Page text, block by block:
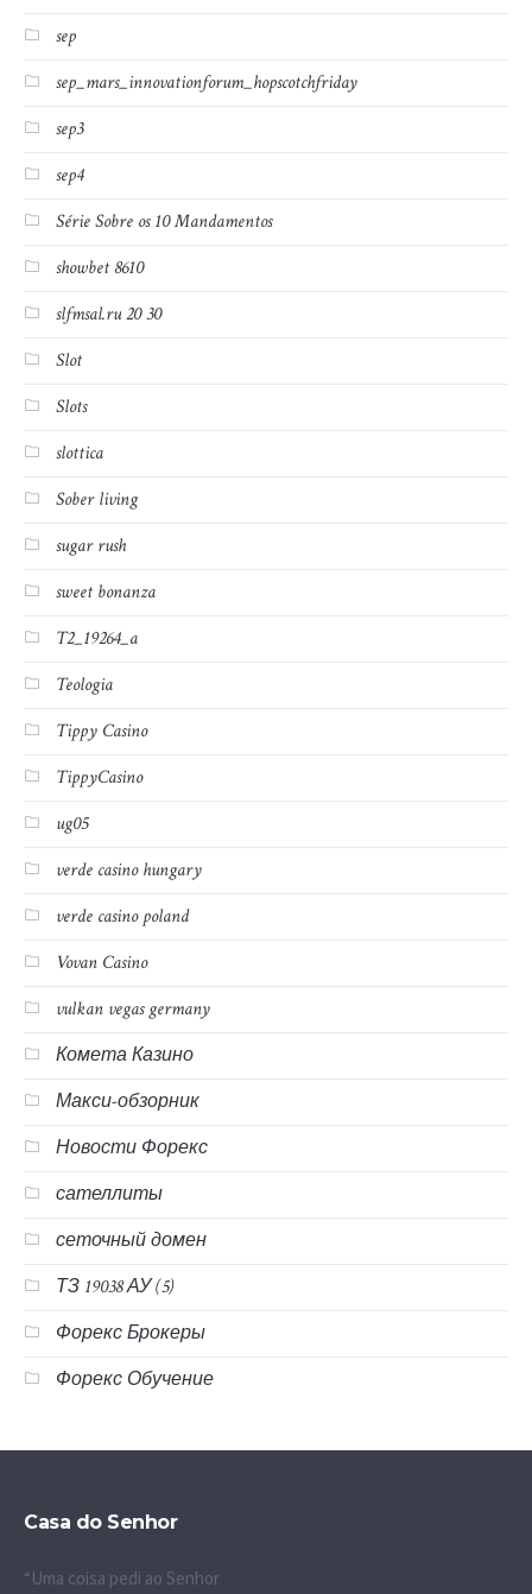
sep
sep_mars_innovationforum_hopscotchfriday
sep3
sep4
Série Sobre os 10 Mandamentos
showbet 8610
slfmsal.ru 20 30
Slot
Slots
slottica
Sober living
sugar rush
sweet bonanza
T2_19264_a
Teologia
Tippy Casino
TippyCasino
ug05
verde casino hungary
verde casino poland
Vovan Casino
vulkan vegas germany
Комета Казино
Макси-обзорник
Новости Форекс
сателлиты
сеточный домен
ТЗ 19038 АУ (5)
Форекс Брокеры
Форекс Обучение
Casa do Senhor
“Uma coisa pedi ao Senhor